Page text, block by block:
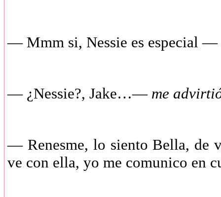
— Mmm si, Nessie es especial —
— ¿Nessie?, Jake…—me
— Renesme, lo siento Bella,
ve con ella, yo me comunico en